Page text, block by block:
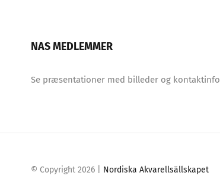
NAS MEDLEMMER
Se præsentationer med billeder og kontaktinfo
© Copyright 2026 | Nordiska Akvarellsällskapet